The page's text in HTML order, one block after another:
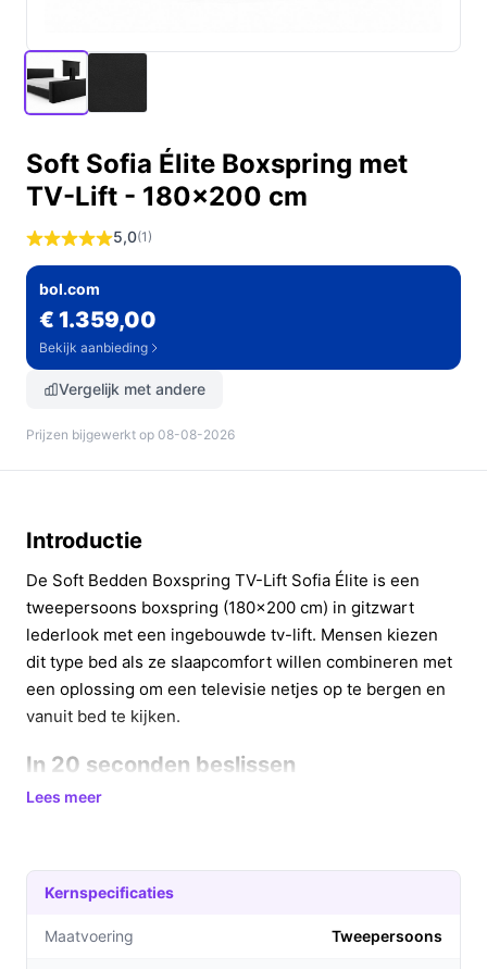
Soft Sofia Élite Boxspring met
TV-Lift - 180x200 cm
5,0(1)
bol.com
€ 1.359,00
Bekijk aanbieding
Vergelijk met andere
Prijzen bijgewerkt op 08-08-2026
Introductie
De Soft Bedden Boxspring TV-Lift Sofia Élite is een
tweepersoons boxspring (180x200 cm) in gitzwart
lederlook met een ingebouwde tv-lift. Mensen kiezen
dit type bed als ze slaapcomfort willen combineren met
een oplossing om een televisie netjes op te bergen en
vanuit bed te kijken.
In 20 seconden beslissen
Kopen als:
tot 400 kg belangrijk vindt.
voeteneind) nodig hebt — dit model is niet
Lees meer
Kernspecificaties
Maatvoering Tweepersoons